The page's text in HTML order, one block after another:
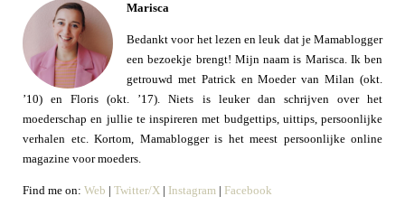
Marisca
Bedankt voor het lezen en leuk dat je Mamablogger
een bezoekje brengt! Mijn naam is Marisca. Ik ben
getrouwd met Patrick en Moeder van Milan (okt.
’10) en Floris (okt. ’17). Niets is leuker dan schrijven over het
moederschap en jullie te inspireren met budgettips, uittips, persoonlijke
verhalen etc. Kortom, Mamablogger is het meest persoonlijke online
magazine voor moeders.
Find me on: Web | Twitter/X | Instagram | Facebook